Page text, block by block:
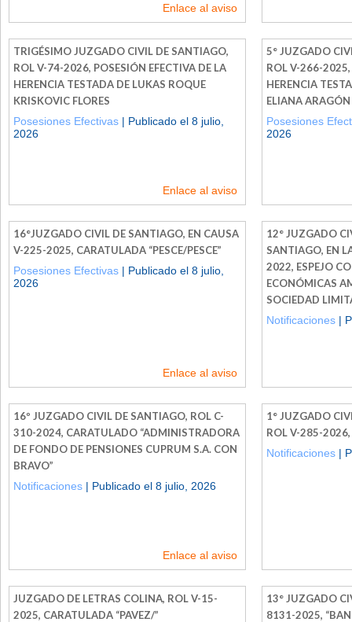
Enlace al aviso
TRIGÉSIMO JUZGADO CIVIL DE SANTIAGO,
ROL V-74-2026, POSESIÓN EFECTIVA DE LA
HERENCIA TESTADA DE LUKAS ROQUE
KRISKOVIC FLORES
Posesiones Efectivas | Publicado el 8 julio,
2026
Enlace al aviso
5° JUZGADO
ROL V-266-2025,
HERENCIA
ELIANA ARAGÓN
Posesiones
2026
16°JUZGADO CIVIL DE SANTIAGO, EN CAUSA
V-225-2025, CARATULADA “PESCE/PESCE”
Posesiones Efectivas | Publicado el 8 julio,
2026
Enlace al aviso
12° JUZGADO
SANTIAGO, EN
2022, ESPEJO
ECONÓMICAS
SOCIEDAD
Notificaciones |
16º JUZGADO CIVIL DE SANTIAGO, ROL C-
310-2024, CARATULADO “ADMINISTRADORA
DE FONDO DE PENSIONES CUPRUM S.A. CON
BRAVO”
Notificaciones | Publicado el 8 julio, 2026
Enlace al aviso
1° JUZGADO
ROL V-285-2026,
Notificaciones |
JUZGADO DE LETRAS COLINA, ROL V-15-
2025, CARATULADA “PAVEZ/”
13° JUZGADO
8131-2025,